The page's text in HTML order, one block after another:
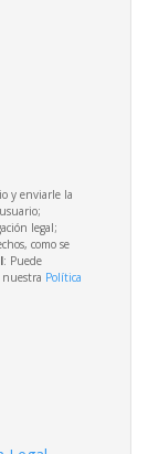
y enviarle la
legal;
como se
: Puede
Política